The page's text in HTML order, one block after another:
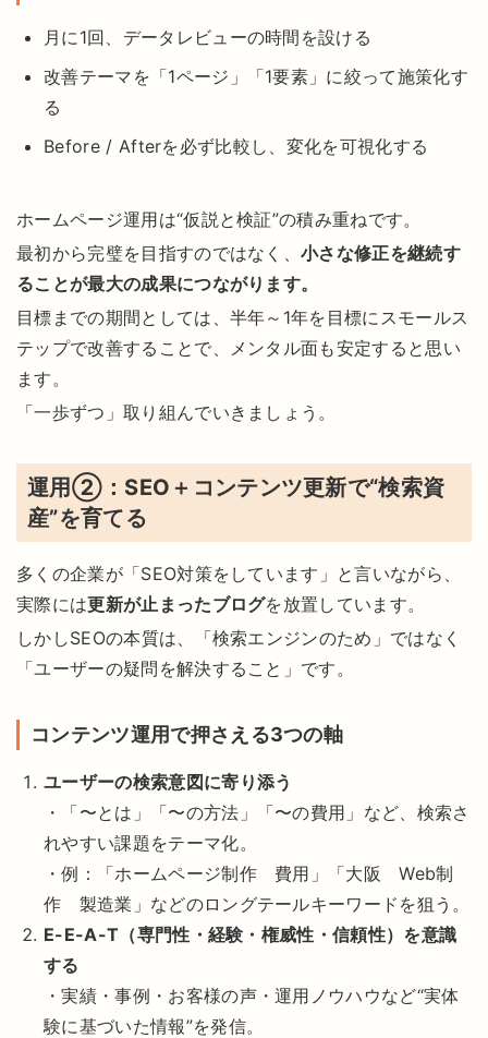
月に1回、データレビューの時間を設ける
改善テーマを「1ページ」「1要素」に絞って施策化す
る
Before / Afterを必ず比較し、変化を可視化する
ホームページ運用は“仮説と検証”の積み重ねです。
最初から完璧を目指すのではなく、小さな修正を継続す
ることが最大の成果につながります。
目標までの期間としては、半年～1年を目標にスモールス
テップで改善することで、メンタル面も安定すると思い
ます。
「一歩ずつ」取り組んでいきましょう。
運用②：SEO＋コンテンツ更新で“検索資
産”を育てる
多くの企業が「SEO対策をしています」と言いながら、
実際には更新が止まったブログを放置しています。
しかしSEOの本質は、「検索エンジンのため」ではなく
「ユーザーの疑問を解決すること」です。
コンテンツ運用で押さえる3つの軸
ユーザーの検索意図に寄り添う
・「〜とは」「〜の方法」「〜の費用」など、検索さ
れやすい課題をテーマ化。
・例：「ホームページ制作 費用」「大阪 Web制
作 製造業」などのロングテールキーワードを狙う。
E-E-A-T（専門性・経験・権威性・信頼性）を意識
する
・実績・事例・お客様の声・運用ノウハウなど“実体
験に基づいた情報”を発信。